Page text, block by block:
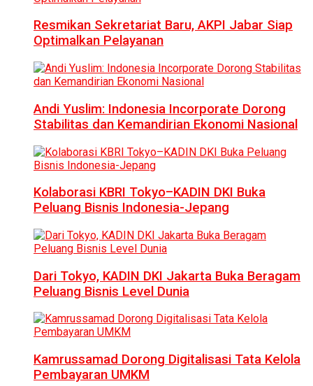
Resmikan Sekretariat Baru, AKPI Jabar Siap
Optimalkan Pelayanan
Andi Yuslim: Indonesia Incorporate Dorong
Stabilitas dan Kemandirian Ekonomi Nasional
Kolaborasi KBRI Tokyo–KADIN DKI Buka
Peluang Bisnis Indonesia-Jepang
Dari Tokyo, KADIN DKI Jakarta Buka Beragam
Peluang Bisnis Level Dunia
Kamrussamad Dorong Digitalisasi Tata Kelola
Pembayaran UMKM